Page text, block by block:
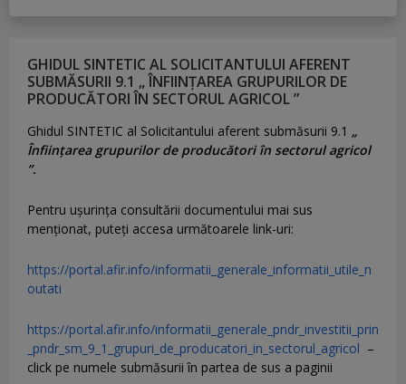
GHIDUL SINTETIC AL SOLICITANTULUI AFERENT
SUBMĂSURII 9.1 „ ÎNFIINȚAREA GRUPURILOR DE
PRODUCĂTORI ÎN SECTORUL AGRICOL ”
Ghidul SINTETIC al Solicitantului aferent submăsurii 9.1 „
Înființarea grupurilor de producători în sectorul agricol
”.
Pentru uşurinţa consultării documentului mai sus
menţionat, puteţi accesa următoarele link-uri:
https://portal.afir.info/informatii_generale_informatii_utile_n
outati
https://portal.afir.info/informatii_generale_pndr_investitii_prin
_pndr_sm_9_1_grupuri_de_producatori_in_sectorul_agricol –
click pe numele submăsurii în partea de sus a paginii